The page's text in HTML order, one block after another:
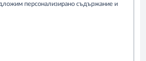
персонализирано съдържание и